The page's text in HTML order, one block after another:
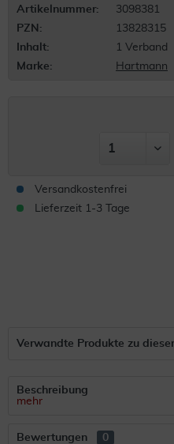
Artikelnummer:
3098381
PZN:
13828315
Inhalt:
1 Verband
Marke:
Hartmann
Versandkostenfrei
Lieferzeit 1-3 Tage
Verwandte Produkte zu
Beschreibung
mehr
Bewertungen 0